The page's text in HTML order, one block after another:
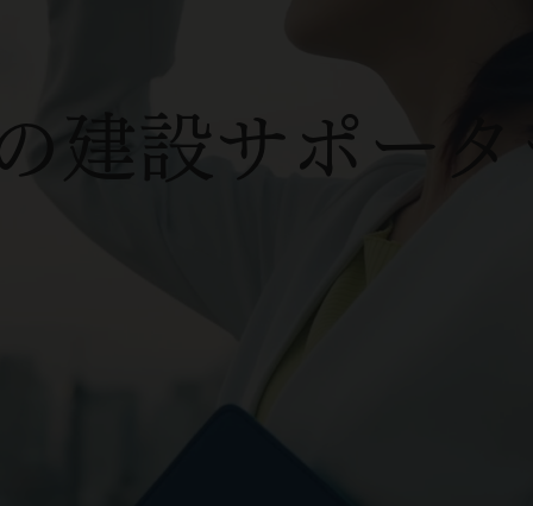
建設サポー